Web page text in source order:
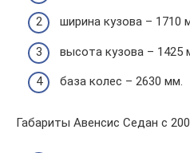
ширина кузова – 1710
высота кузова – 1425
база колес – 2630 мм.
Габариты Авенсис Седан с